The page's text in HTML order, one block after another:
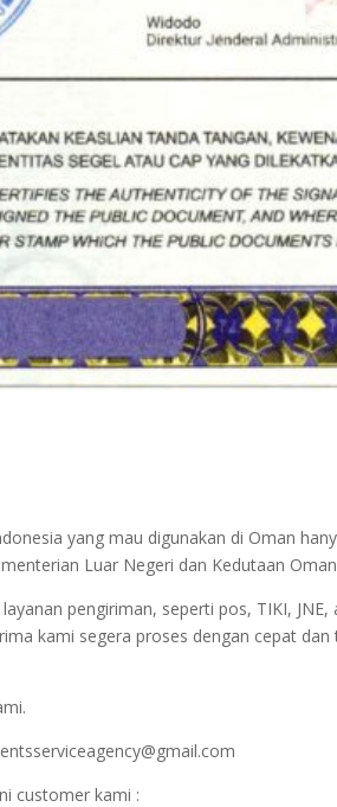
yang mau digunakan di Oman
Luar Negeri dan Kedutaan
pengiriman, seperti pos, TIKI,
kami segera proses dengan cepat
customer kami :